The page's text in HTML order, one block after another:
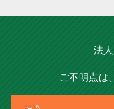
法
ご不明点は